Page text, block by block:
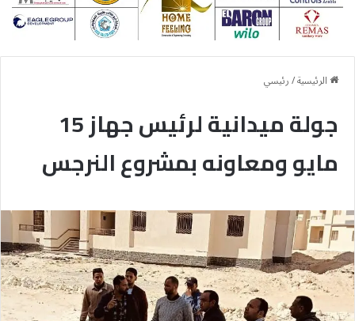
الرئيسية/رئيسي
جولة ميدانية لرئيس جهاز 15
مايو ومعاونه بمشروع النرجس